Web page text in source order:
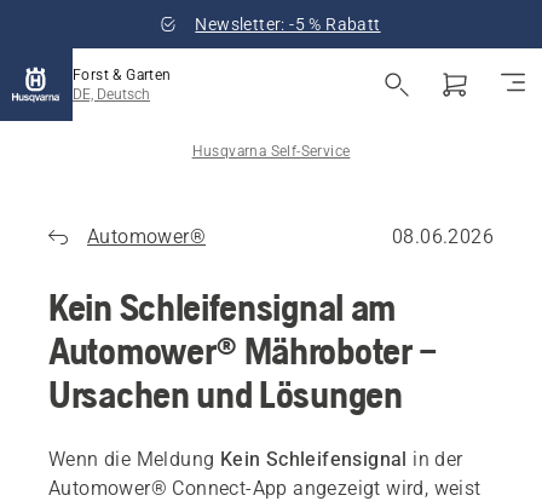
Newsletter: -5 % Rabatt
Forst & Garten
DE, Deutsch
Husqvarna Self-Service
Automower® 08.06.2026
Kein Schleifensignal am
Automower® Mähroboter –
Ursachen und Lösungen
Wenn die Meldung Kein Schleifensignal in der
Automower® Connect-App angezeigt wird, weist